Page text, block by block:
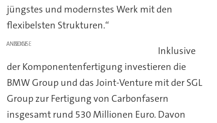
jüngstes und modernstes Werk mit den
flexibelsten Strukturen.“
ANZEIGE
Inklusive
der Komponentenfertigung investieren die
BMW Group und das Joint-Venture mit der SGL
Group zur Fertigung von Carbonfasern
insgesamt rund 530 Millionen Euro. Davon